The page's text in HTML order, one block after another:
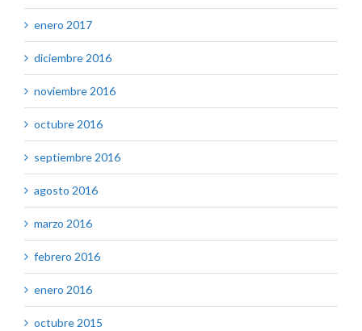
enero 2017
diciembre 2016
noviembre 2016
octubre 2016
septiembre 2016
agosto 2016
marzo 2016
febrero 2016
enero 2016
octubre 2015